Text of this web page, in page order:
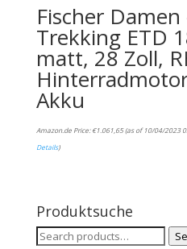
Fischer Damen
Trekking ETD
matt, 28 Zoll,
Akku
Amazon.de Price:€1.061,65(as of 10/04/2023
Details)
Produktsuche
Search